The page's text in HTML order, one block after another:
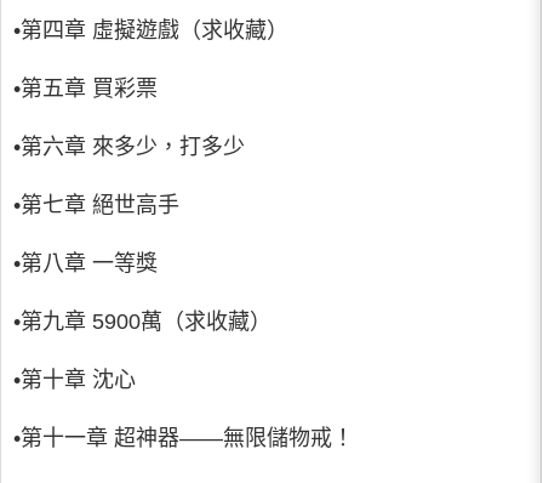
•第四章 虛擬遊戲（求收藏）
•第五章 買彩票
•第六章 來多少，打多少
•第七章 絕世高手
•第八章 一等獎
•第九章 5900萬（求收藏）
•第十章 沈心
•第十一章 超神器——無限儲物戒！